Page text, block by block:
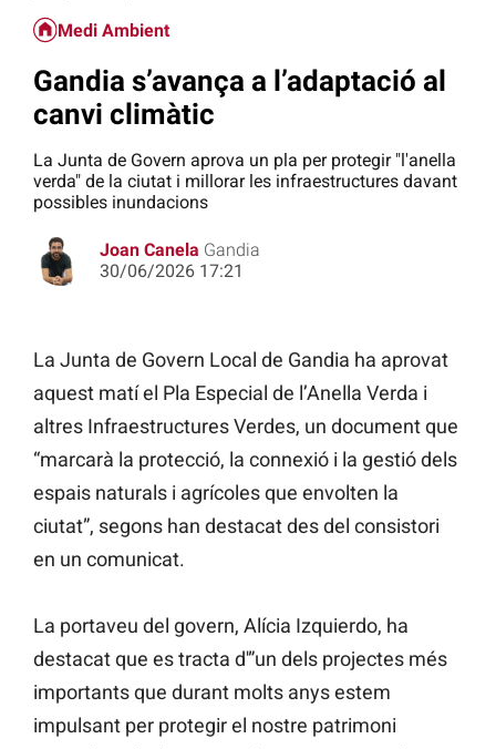
Medi Ambient
Gandia s’avança a l’adaptació al
canvi climàtic
La Junta de Govern aprova un pla per protegir "l'anella
verda" de la ciutat i millorar les infraestructures davant
possibles inundacions
Joan Canela Gandia
30/06/2026 17:21
La Junta de Govern Local de Gandia ha aprovat
aquest matí el Pla Especial de l’Anella Verda i
altres Infraestructures Verdes, un document que
“marcarà la protecció, la connexió i la gestió dels
espais naturals i agrícoles que envolten la
ciutat”, segons han destacat des del consistori
en un comunicat.
La portaveu del govern, Alícia Izquierdo, ha
destacat que es tracta d'”un dels projectes més
importants que durant molts anys estem
impulsant per protegir el nostre patrimoni